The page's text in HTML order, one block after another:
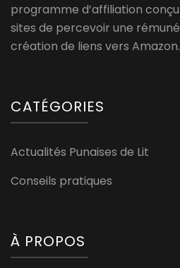
programme d’affiliation
sites de percevoir une
création de liens vers
CATÉGORIES
Actualités Punaises de Lit
Conseils pratiques
À PROPOS